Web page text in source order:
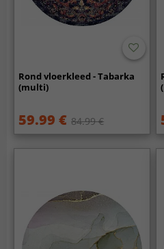
Rond vloerkleed - Tabarka
(multi)
59.99 € 84.99 €